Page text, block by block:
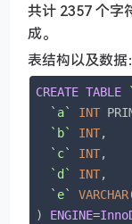
共计 2357 个字
成。
表结构以及数据：
CREATE TABLE
`a`
INT
`b`
INT,
`c`
INT,
`d`
INT,
`e`
VARCHAR
) ENGINE=